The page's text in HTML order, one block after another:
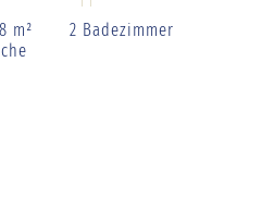
m²
2 Badezimmer